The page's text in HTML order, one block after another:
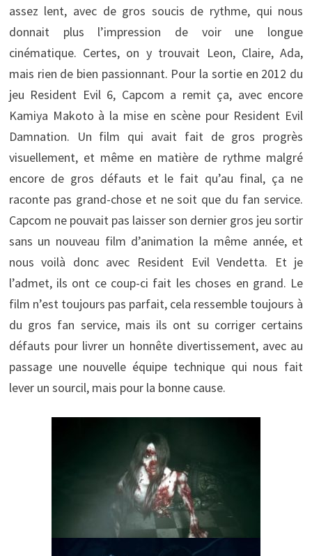
assez lent, avec de gros soucis de rythme, qui nous
donnait plus l’impression de voir une longue
cinématique. Certes, on y trouvait Leon, Claire, Ada,
mais rien de bien passionnant. Pour la sortie en 2012 du
jeu Resident Evil 6, Capcom a remit ça, avec encore
Kamiya Makoto à la mise en scène pour Resident Evil
Damnation. Un film qui avait fait de gros progrès
visuellement, et même en matière de rythme malgré
encore de gros défauts et le fait qu’au final, ça ne
raconte pas grand-chose et ne soit que du fan service.
Capcom ne pouvait pas laisser son dernier gros jeu sortir
sans un nouveau film d’animation la même année, et
nous voilà donc avec Resident Evil Vendetta. Et je
l’admet, ils ont ce coup-ci fait les choses en grand. Le
film n’est toujours pas parfait, cela ressemble toujours à
du gros fan service, mais ils ont su corriger certains
défauts pour livrer un honnête divertissement, avec au
passage une nouvelle équipe technique qui nous fait
lever un sourcil, mais pour la bonne cause.